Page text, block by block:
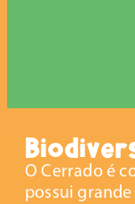
O Cerrado é
possui